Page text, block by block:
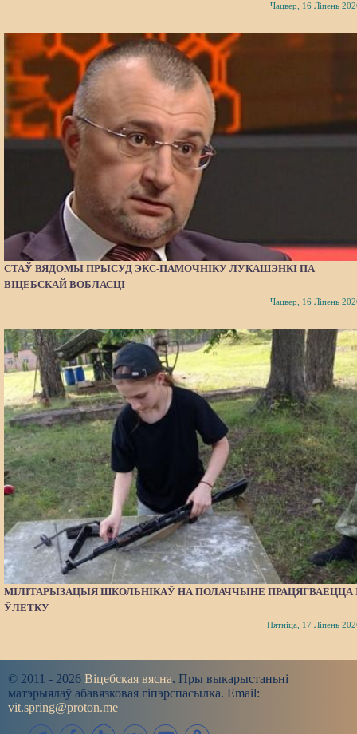
Чацвер, 16 Ліпень
СТАЎ ВЯДОМЫ ПРЫСУД ЭКС-ПАМОЧНІКУ ЛУКАШЭНКІ ПА
ВІЦЕБСКАЙ ВОБЛАСЦІ
Чацвер, 16 Ліпень
МІЛІТАРЫЗАЦЫЯ ШКОЛЬНІКАЎ НА ПОЛАЧЧЫНЕ ПРАЦЯГВАЕЦЦА
ЎЛЕТКУ
Пятніца, 17 Ліпень
© 2011 - 2026 Віцебская вясна. Пры выкарыстаньні
матэрыялаў абавязковая гіпэрспасылка. Email:
vit.spring@proton.me